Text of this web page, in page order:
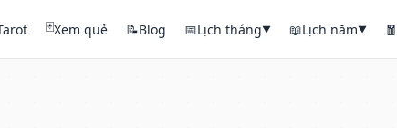
🃏Xem quẻ 📝Blog 📅Lịch tháng▼ 📖Lịch năm▼ 🧧